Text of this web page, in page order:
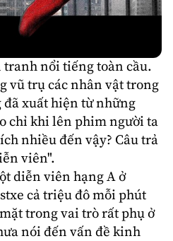
nổi tiếng toàn cầu.
vũ trụ các nhân vật trong
xuất hiện từ những
chỉ khi lên phim người ta
nhiều đến vậy? Câu trả
viên".
diễn viên hạng A ở
cả triệu đô mỗi phút
trong vai trò rất phụ ở
nói đến vấn đề kinh